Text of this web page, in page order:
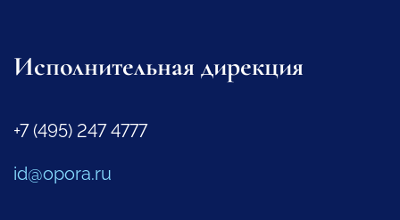
Исполнительная дирекция
+7 (495) 247 4777
id@opora.ru